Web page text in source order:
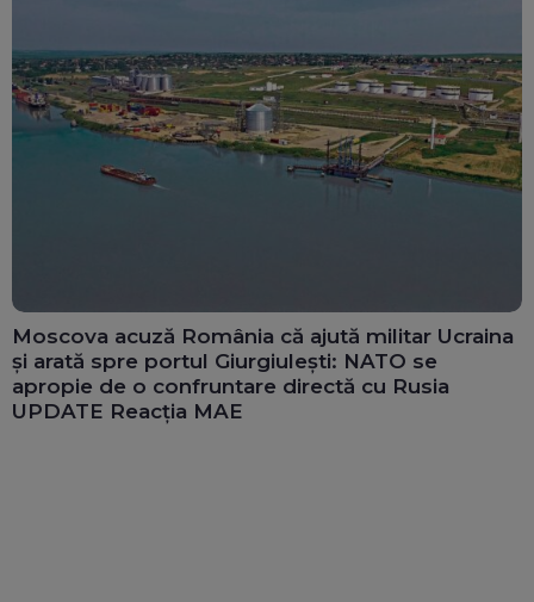
Moscova acuză România că ajută militar Ucraina
și arată spre portul Giurgiulești: NATO se
apropie de o confruntare directă cu Rusia
UPDATE Reacția MAE